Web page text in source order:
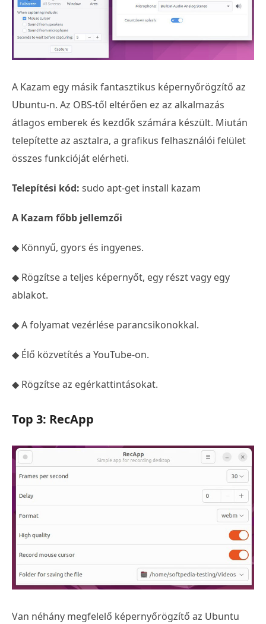
A Kazam egy másik fantasztikus képernyőrögzítő az
Ubuntu-n. Az OBS-től eltérően ez az alkalmazás
átlagos emberek és kezdők számára készült. Miután
telepítette az asztalra, a grafikus felhasználói felület
összes funkcióját elérheti.
Telepítési kód: sudo apt-get install kazam
A Kazam főbb jellemzői
◆ Könnyű, gyors és ingyenes.
◆ Rögzítse a teljes képernyőt, egy részt vagy egy
ablakot.
◆ A folyamat vezérlése parancsikonokkal.
◆ Élő közvetítés a YouTube-on.
◆ Rögzítse az egérkattintásokat.
Top 3: RecApp
Van néhány megfelelő képernyőrögzítő az Ubuntu